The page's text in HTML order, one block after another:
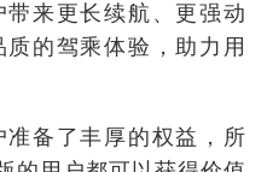
来更长续航、更强动
的驾乘体验，助力用
备了丰厚的权益， 所